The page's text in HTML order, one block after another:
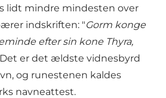
lidt mindre mindesten over
indskriften: "Gorm konge
efter sin kone Thyra,
Det er det ældste vidnesbyrd
og runestenen kaldes
navneattest.